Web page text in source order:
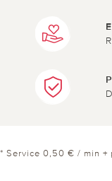
* Service 0,50 € / min +